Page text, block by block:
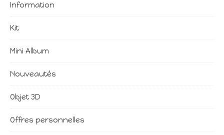
Information
Kit
Mini Album
Nouveautés
Objet 3D
Offres personnelles